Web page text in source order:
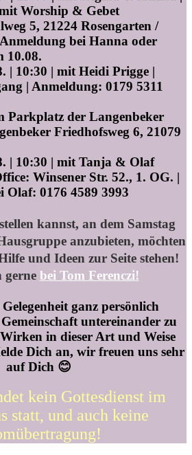
Worship & Gebet
5, 21224 Rosengarten /
bei Hanna oder
10.08.
| 10:30 | mit Heidi Prigge |
| Anmeldung: 0179 5311
Parkplatz der Langenbeker
Friedhofsweg 6, 21079
| 10:30 | mit Tanja & Olaf
Winsener Str. 52., 1. OG. |
Olaf: 0176 4589 3993
kannst, an dem Samstag
anzubieten, möchten
und Ideen zur Seite stehen!
gerne bei Tom Ferenczi!
ganz persönlich
untereinander zu
in dieser Art und Weise
Dich an, wir freuen uns sehr
auf Dich 😊
kein Gottesdienst im
statt, und auch keine